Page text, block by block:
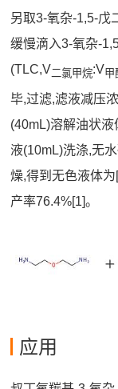
另取3-氧杂-1,5-戊
缓慢滴入3-氧杂-
(TLC,V二氯甲烷:V甲
毕,过滤,滤液减压
(40mL)溶解油状
液(10mL)洗涤,无
燥,得到无色液体
产率76.4%[1]。
应用